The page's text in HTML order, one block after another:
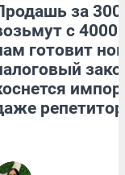
за
с
готовит